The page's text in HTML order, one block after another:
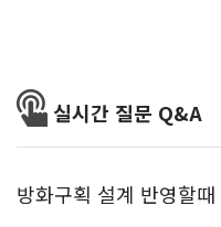
실시간 질문 Q&A